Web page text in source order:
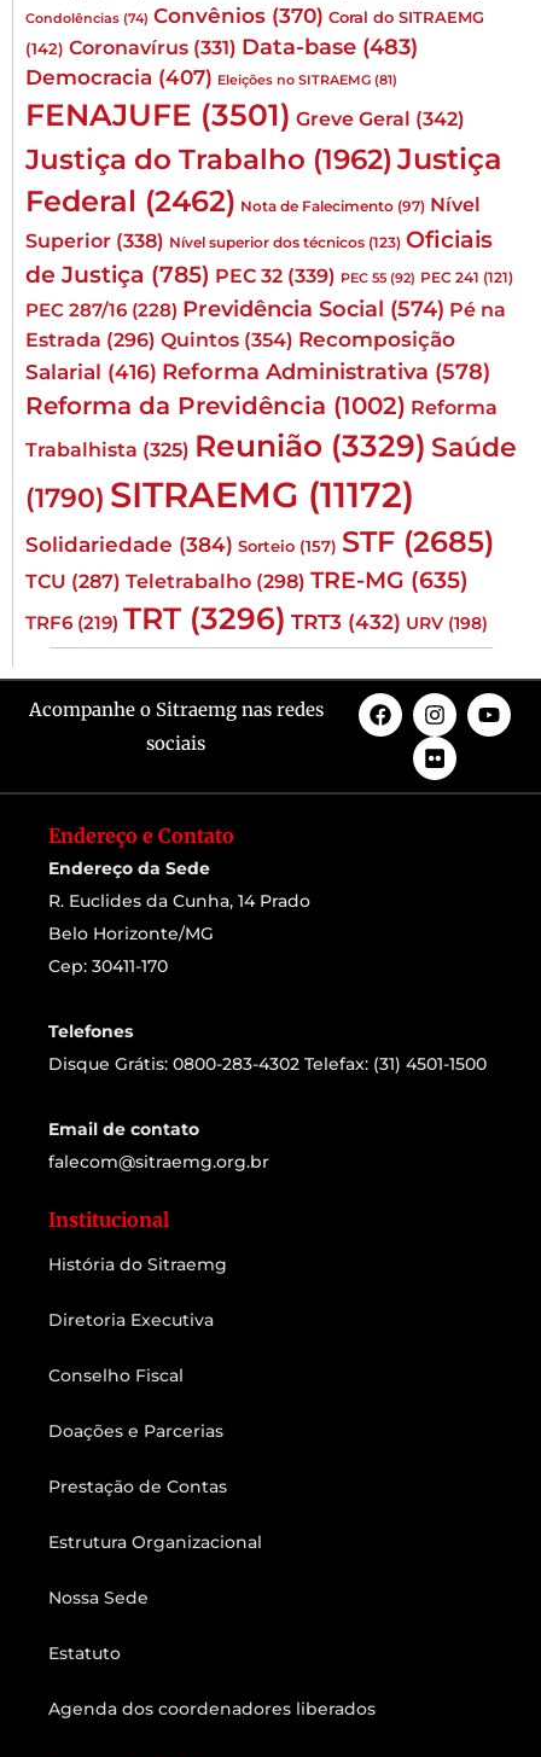
Condolências (74) Convênios (370) Coral do SITRAEMG
(142) Coronavírus (331) Data-base (483)
Democracia (407) Eleições no SITRAEMG (81)
FENAJUFE (3501) Greve Geral (342)
Justiça do Trabalho (1962) Justiça
Federal (2462) Nota de Falecimento (97) Nível
Superior (338) Nível superior dos técnicos (123) Oficiais
de Justiça (785) PEC 32 (339) PEC 55 (92) PEC 241 (121)
PEC 287/16 (228) Previdência Social (574) Pé na
Estrada (296) Quintos (354) Recomposição
Salarial (416) Reforma Administrativa (578)
Reforma da Previdência (1002) Reforma
Trabalhista (325) Reunião (3329) Saúde
(1790) SITRAEMG (11172)
Solidariedade (384) Sorteio (157) STF (2685)
TCU (287) Teletrabalho (298) TRE-MG (635)
TRF6 (219) TRT (3296) TRT3 (432) URV (198)
Acompanhe o Sitraemg nas redes
sociais
Endereço e Contato
Endereço da Sede
R. Euclides da Cunha, 14 Prado
Belo Horizonte/MG
Cep: 30411-170
Telefones
Disque Grátis: 0800-283-4302 Telefax: (31) 4501-1500
Email de contato
falecom@sitraemg.org.br
Institucional
História do Sitraemg
Diretoria Executiva
Conselho Fiscal
Doações e Parcerias
Prestação de Contas
Estrutura Organizacional
Nossa Sede
Estatuto
Agenda dos coordenadores liberados